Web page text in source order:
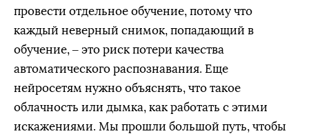
провести отдельное обучение, потому что
каждый неверный снимок, попадающий в
обучение, – это риск потери качества
автоматического распознавания. Еще
нейросетям нужно объяснять, что такое
облачность или дымка, как работать с этими
искажениями. Мы прошли большой путь, чтобы